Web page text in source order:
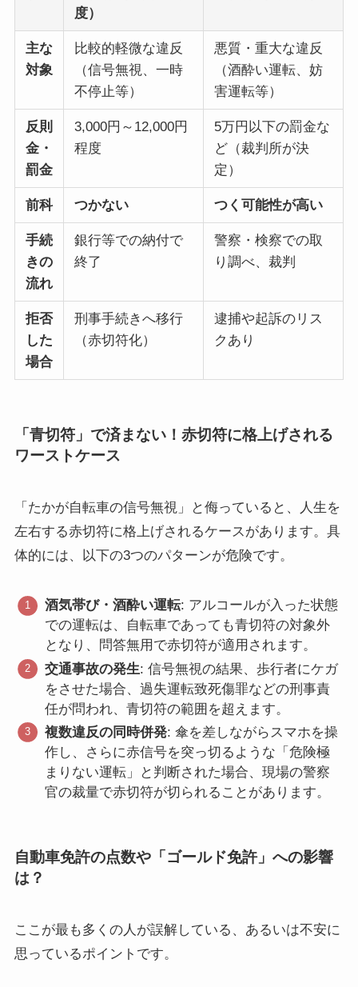
度）
主な
対象
比較的軽微な違反
（信号無視、一時
不停止等）
悪質・重大な違反
（酒酔い運転、妨
害運転等）
反則
金・
罰金
3,000円～12,000円
程度
5万円以下の罰金な
ど（裁判所が決
定）
前科 つかない つく可能性が高い
手続
きの
流れ
銀行等での納付で
終了
警察・検察での取
り調べ、裁判
拒否
した
場合
刑事手続きへ移行
（赤切符化）
逮捕や起訴のリス
クあり
「青切符」で済まない！赤切符に格上げされる
ワーストケース
「たかが自転車の信号無視」と侮っていると、人生を
左右する赤切符に格上げされるケースがあります。具
体的には、以下の3つのパターンが危険です。
酒気帯び・酒酔い運転: アルコールが入った状態
での運転は、自転車であっても青切符の対象外
となり、問答無用で赤切符が適用されます。
交通事故の発生: 信号無視の結果、歩行者にケガ
をさせた場合、過失運転致死傷罪などの刑事責
任が問われ、青切符の範囲を超えます。
複数違反の同時併発: 傘を差しながらスマホを操
作し、さらに赤信号を突っ切るような「危険極
まりない運転」と判断された場合、現場の警察
官の裁量で赤切符が切られることがあります。
自動車免許の点数や「ゴールド免許」への影響
は？
ここが最も多くの人が誤解している、あるいは不安に
思っているポイントです。